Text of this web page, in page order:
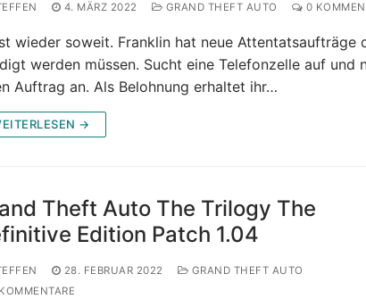
4. MÄRZ 2022 GRAND THEFT AUTO 0
wieder soweit. Franklin hat neue Attentatsaufträge
werden müssen. Sucht eine Telefonzelle auf und
Auftrag an. Als Belohnung erhaltet ihr…
→
Theft Auto The Trilogy The
Edition Patch 1.04
28. FEBRUAR 2022
GRAND THEFT AUTO